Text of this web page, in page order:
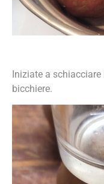
Iniziate a
bicchiere.